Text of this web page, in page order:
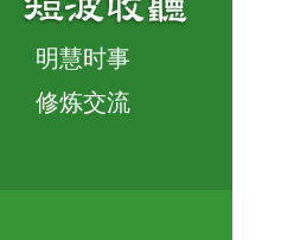
明慧时事
修炼交流